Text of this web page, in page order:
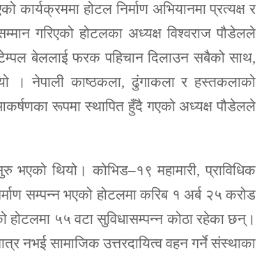
होटल निर्माण अभियानमा प्रत्यक्ष र
गरिएको होटलका अध्यक्ष विश्वराज पौडेलले
बेललाई फरक पहिचान दिलाउन सबैको साथ,
। नेपाली काष्ठकला, ढुंगाकला र हस्तकलाको
रूपमा स्थापित हुँदै गएको अध्यक्ष पौडेलले
भएको थियो। कोभिड–१९ महामारी, प्राविधिक
सम्पन्न भएको होटलमा करिब १ अर्ब २५ करोड
५५ वटा सुविधासम्पन्न कोठा रहेका छन्।
नभई सामाजिक उत्तरदायित्व वहन गर्ने संस्थाका